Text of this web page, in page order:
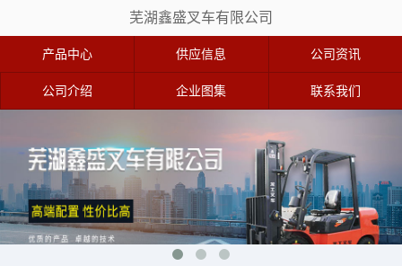
芜湖鑫盛叉车有限公司
产品中心 供应信息 公司资讯
公司介绍 企业图集 联系我们